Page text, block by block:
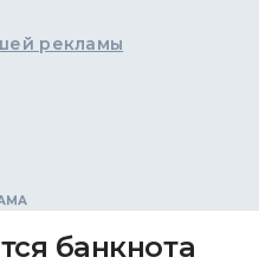
рекламы
банкнота